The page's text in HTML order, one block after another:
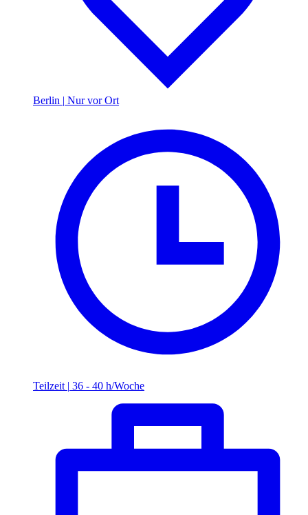
Berlin | Nur vor Ort
Teilzeit | 36 - 40 h/Woche